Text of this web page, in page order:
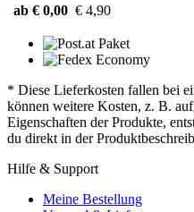
ab € 0,00 € 4,90
* Diese Lieferkosten fallen bei
können weitere Kosten, z. B.
Eigenschaften der Produkte,
du direkt in der
Hilfe & Support
Meine Bestellung